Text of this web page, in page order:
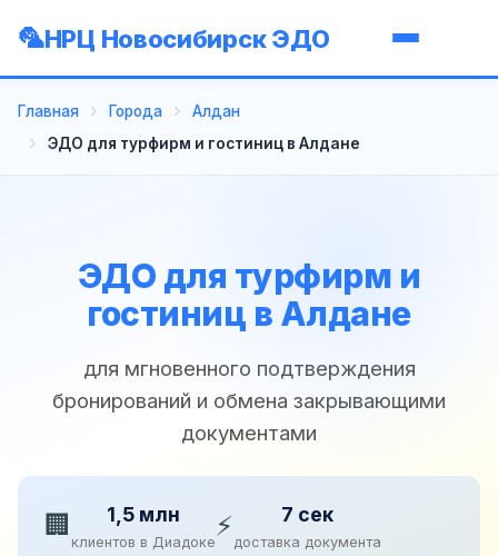
НРЦ Новосибирск ЭДО
Главная Города
Алдан
ЭДО для турфирм и гостиниц в Алдане
ЭДО для турфирм и
гостиниц в Алдане
для мгновенного подтверждения
бронирований и обмена закрывающими
документами
🏢 1,5 млн
клиентов в Диадоке⚡ 7 сек
доставка документа